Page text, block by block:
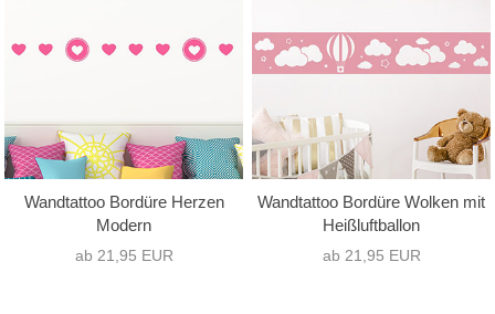
Wandtattoo Bordüre Herzen
Modern
ab 21,95 EUR
Wandtattoo Bordüre Wolken mit
Heißluftballon
ab 21,95 EUR